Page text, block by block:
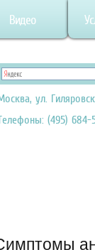
Видео
ул.
(495) 684-